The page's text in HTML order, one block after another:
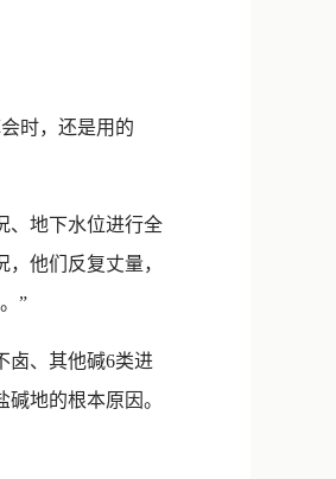
时，还是用的
、地下水位进行全
他们反复丈量，
”
、其他碱6类进
地的根本原因。